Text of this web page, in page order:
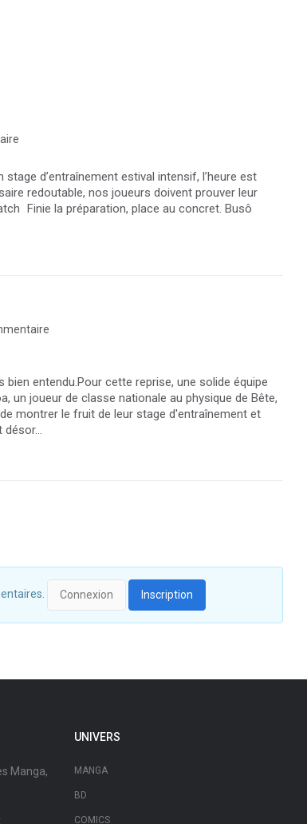
d’entraînement estival intensif, l’heure est
redoutable, nos joueurs doivent prouver leur
Finie la préparation, place au concret. Busô
entendu.Pour cette reprise, une solide équipe
un joueur de classe nationale au physique de Bête,
montrer le fruit de leur stage d'entraînement et
Connexion Inscription
Manga,
UNIVERS
MANGA
BD
COMICS